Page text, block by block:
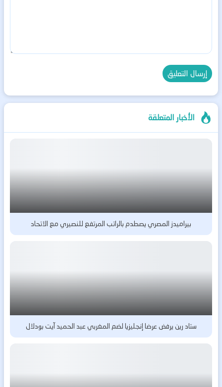
الأخبار المتعلقة
بيراميدز المصري يصطدم بالراتب المرتفع للنصيري مع الاتحاد
ستاد رين يرفض عرضا إنجليزيا لضم المغربي عبد الحميد آيت بودلال